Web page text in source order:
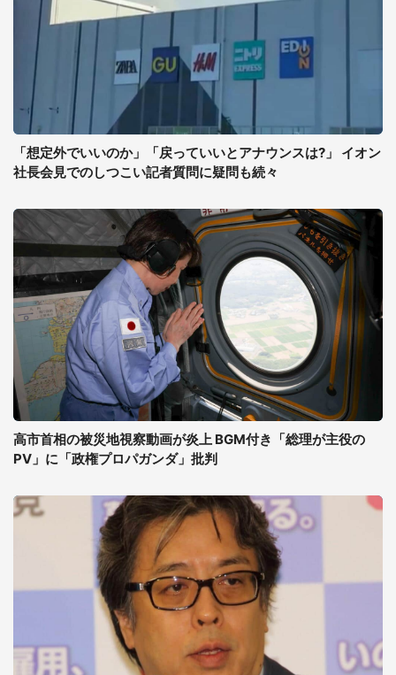
「想定外でいいのか」「戻っていいとアナウンスは?」 イオン
社長会見でのしつこい記者質問に疑問も続々
高市首相の被災地視察動画が炎上 BGM付き「総理が主役の
PV」に「政権プロパガンダ」批判